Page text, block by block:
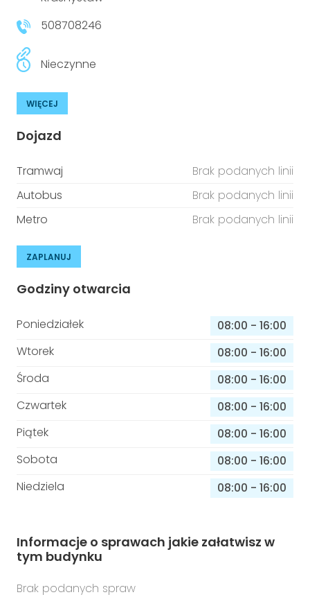
Prawo
Aktualności
508708246
Nieczynne
WIĘCEJ
Dojazd
Tramwaj
Brak podanych linii
Autobus
Brak podanych linii
Metro
Brak podanych linii
ZAPLANUJ
Godziny otwarcia
Poniedziałek 08:00 - 16:00
Wtorek
08:00 - 16:00
Środa
08:00 - 16:00
Czwartek
08:00 - 16:00
Piątek
08:00 - 16:00
Sobota
08:00 - 16:00
Niedziela
08:00 - 16:00
Informacje o sprawach jakie załatwisz w
tym budynku
Brak podanych spraw